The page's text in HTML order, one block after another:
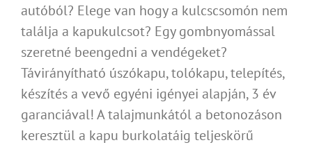
autóból? Elege van hogy a kulcscsomón nem
találja a kapukulcsot? Egy gombnyomással
szeretné beengedni a vendégeket?
Távirányítható úszókapu, tolókapu, telepítés,
készítés a vevő egyéni igényei alapján, 3 év
garanciával! A talajmunkától a betonozáson
keresztül a kapu burkolatáig teljeskörű